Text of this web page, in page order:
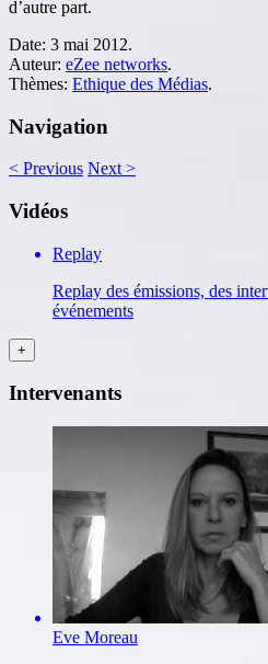
d’autre part.
Date: 3 mai 2012.
Auteur: eZee networks.
Thèmes: Ethique des Médias.
Navigation
< Previous Next >
Vidéos
Replay
Replay des émissions, des
événements
Intervenants
Eve Moreau